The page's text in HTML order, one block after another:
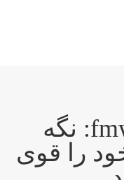
پشتیبانی fmworld: نگه
را قوی